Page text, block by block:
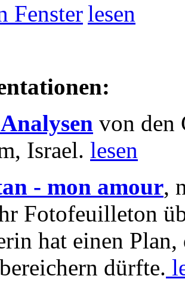
lesen
von den
Israel. lesen
- mon amour,
Fotofeuilleton
hat einen Plan,
dürfte.